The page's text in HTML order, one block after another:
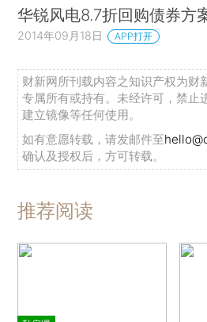
华锐风电8.7折回购债券方
2014年09月18日 APP打开
财新网所刊载内容之知识产权为财
专属所有或持有。未经许可，禁止
建立镜像等任何使用。
如有意愿转载，请发邮件至
确认及授权后，方可转载。
推荐阅读